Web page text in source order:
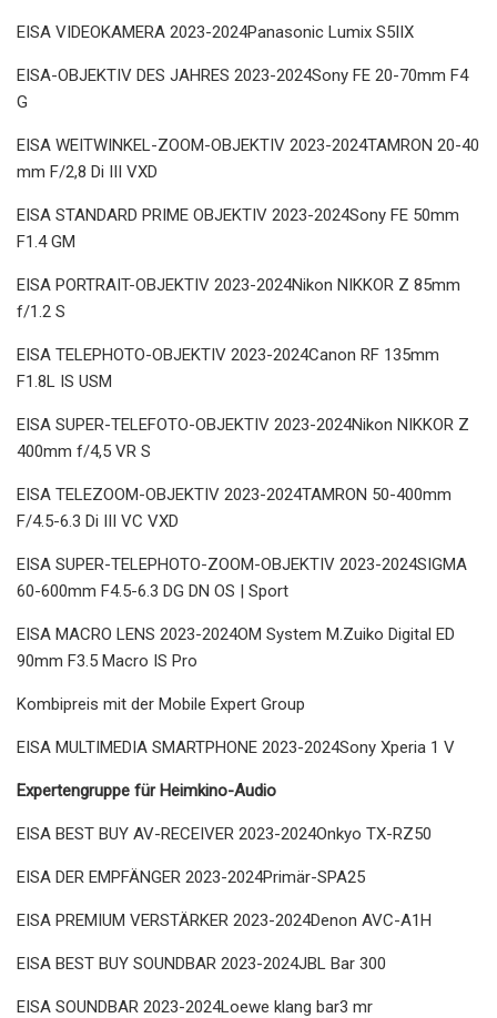
EISA VIDEOKAMERA 2023-2024Panasonic Lumix S5IIX
EISA-OBJEKTIV DES JAHRES 2023-2024Sony FE 20-70mm F4
G
EISA WEITWINKEL-ZOOM-OBJEKTIV 2023-2024TAMRON 20-40
mm F/2,8 Di III VXD
EISA STANDARD PRIME OBJEKTIV 2023-2024Sony FE 50mm
F1.4 GM
EISA PORTRAIT-OBJEKTIV 2023-2024Nikon NIKKOR Z 85mm
f/1.2 S
EISA TELEPHOTO-OBJEKTIV 2023-2024Canon RF 135mm
F1.8L IS USM
EISA SUPER-TELEFOTO-OBJEKTIV 2023-2024Nikon NIKKOR Z
400mm f/4,5 VR S
EISA TELEZOOM-OBJEKTIV 2023-2024TAMRON 50-400mm
F/4.5-6.3 Di III VC VXD
EISA SUPER-TELEPHOTO-ZOOM-OBJEKTIV 2023-2024SIGMA
60-600mm F4.5-6.3 DG DN OS | Sport
EISA MACRO LENS 2023-2024OM System M.Zuiko Digital ED
90mm F3.5 Macro IS Pro
Kombipreis mit der Mobile Expert Group
EISA MULTIMEDIA SMARTPHONE 2023-2024Sony Xperia 1 V
Expertengruppe für Heimkino-Audio
EISA BEST BUY AV-RECEIVER 2023-2024Onkyo TX-RZ50
EISA DER EMPFÄNGER 2023-2024Primär-SPA25
EISA PREMIUM VERSTÄRKER 2023-2024Denon AVC-A1H
EISA BEST BUY SOUNDBAR 2023-2024JBL Bar 300
EISA SOUNDBAR 2023-2024Loewe klang bar3 mr